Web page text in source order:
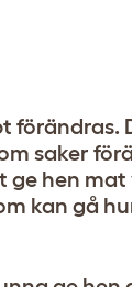
förändras.
saker
ge hen
kan gå